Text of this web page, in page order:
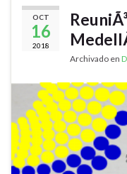
OCT
16
2018
Archivado en